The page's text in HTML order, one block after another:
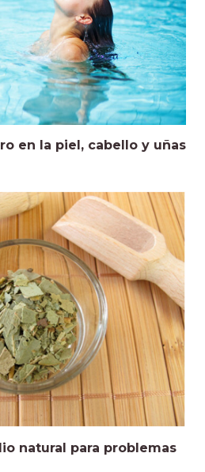
en la piel, cabello y uñas
natural para problemas